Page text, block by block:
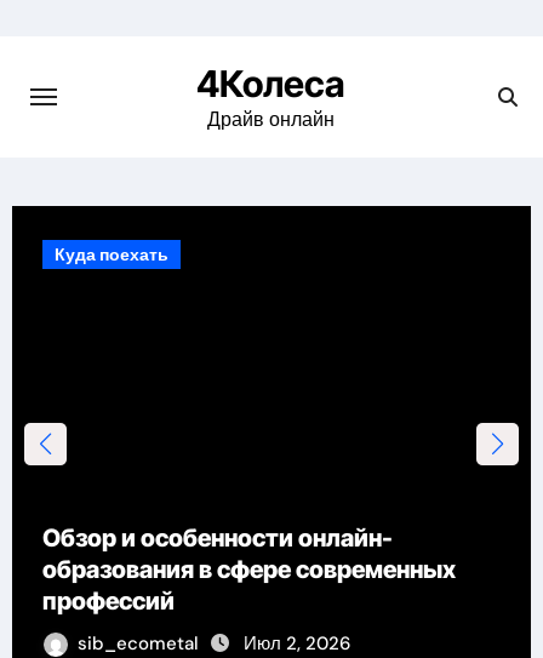
content
4Колеса
Драйв онлайн
Куда поехать
Обзор и особенности онлайн-
образования в сфере современных
профессий
sib_ecometal Июл 2, 2026